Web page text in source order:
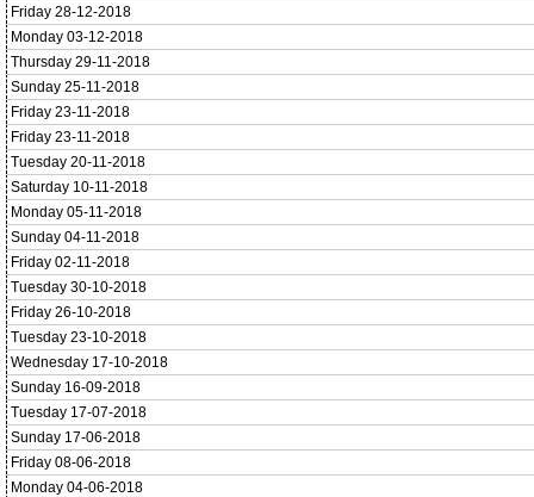
Friday 28-12-2018
Monday 03-12-2018
Thursday 29-11-2018
Sunday 25-11-2018
Friday 23-11-2018
Friday 23-11-2018
Tuesday 20-11-2018
Saturday 10-11-2018
Monday 05-11-2018
Sunday 04-11-2018
Friday 02-11-2018
Tuesday 30-10-2018
Friday 26-10-2018
Tuesday 23-10-2018
Wednesday 17-10-2018
Sunday 16-09-2018
Tuesday 17-07-2018
Sunday 17-06-2018
Friday 08-06-2018
Monday 04-06-2018